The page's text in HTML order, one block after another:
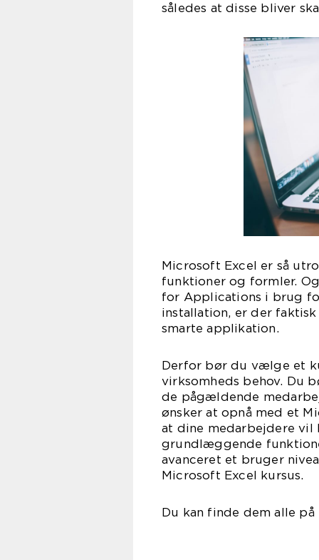
således at disse bliver
Microsoft Excel er så
funktioner og formler.
for Applications i brug
installation, er der
smarte applikation.
Derfor bør du vælge et
virksomheds behov. Du
de pågældende
ønsker at opnå med et
at dine medarbejdere vil
grundlæggende
avanceret et bruger
Microsoft Excel kursus.
Du kan finde dem alle på